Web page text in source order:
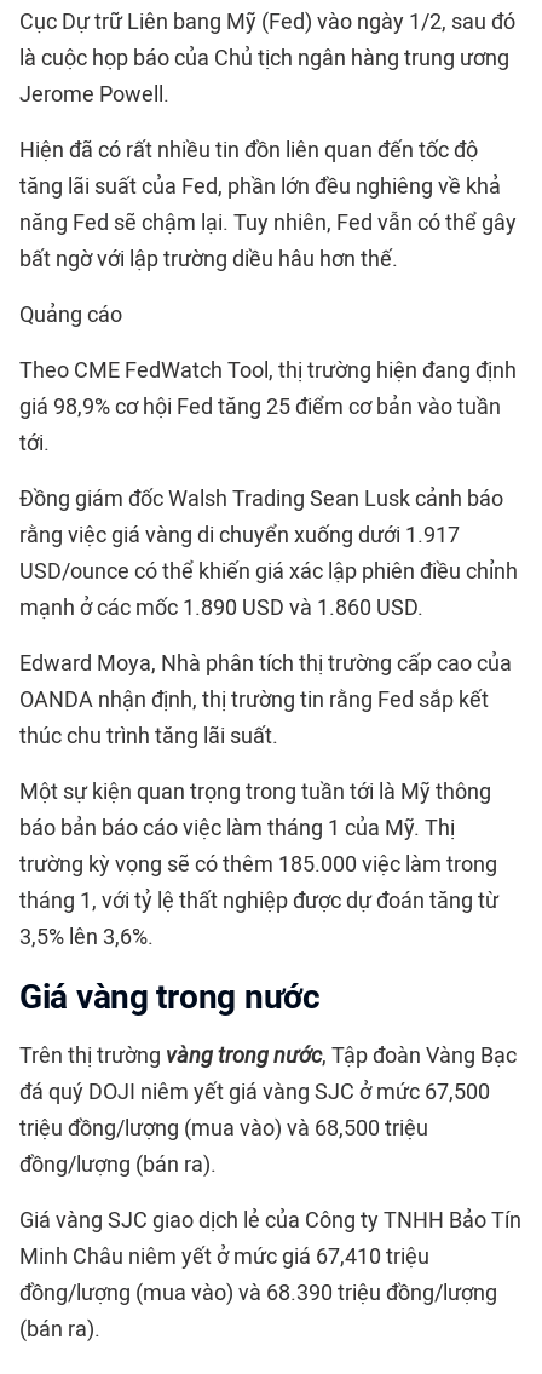
Cục Dự trữ Liên bang Mỹ (Fed) vào ngày 1/2, sau đó
là cuộc họp báo của Chủ tịch ngân hàng trung ương
Jerome Powell.
Hiện đã có rất nhiều tin đồn liên quan đến tốc độ
tăng lãi suất của Fed, phần lớn đều nghiêng về khả
năng Fed sẽ chậm lại. Tuy nhiên, Fed vẫn có thể gây
bất ngờ với lập trường diều hâu hơn thế.
Quảng cáo
Theo CME FedWatch Tool, thị trường hiện đang định
giá 98,9% cơ hội Fed tăng 25 điểm cơ bản vào tuần
tới.
Đồng giám đốc Walsh Trading Sean Lusk cảnh báo
rằng việc giá vàng di chuyển xuống dưới 1.917
USD/ounce có thể khiến giá xác lập phiên điều chỉnh
mạnh ở các mốc 1.890 USD và 1.860 USD.
Edward Moya, Nhà phân tích thị trường cấp cao của
OANDA nhận định, thị trường tin rằng Fed sắp kết
thúc chu trình tăng lãi suất.
Một sự kiện quan trọng trong tuần tới là Mỹ thông
báo bản báo cáo việc làm tháng 1 của Mỹ. Thị
trường kỳ vọng sẽ có thêm 185.000 việc làm trong
tháng 1, với tỷ lệ thất nghiệp được dự đoán tăng từ
3,5% lên 3,6%.
Giá vàng trong nước
Trên thị trường vàng trong nước, Tập đoàn Vàng Bạc
đá quý DOJI niêm yết giá vàng SJC ở mức 67,500
triệu đồng/lượng (mua vào) và 68,500 triệu
đồng/lượng (bán ra).
Giá vàng SJC giao dịch lẻ của Công ty TNHH Bảo Tín
Minh Châu niêm yết ở mức giá 67,410 triệu
đồng/lượng (mua vào) và 68.390 triệu đồng/lượng
(bán ra).